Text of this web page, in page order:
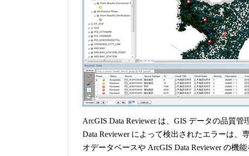
ArcGIS Data Reviewer は、GIS データの品質
Data Reviewer によって検出されたエラーは
オデータベースや ArcGIS Data Reviewer の機